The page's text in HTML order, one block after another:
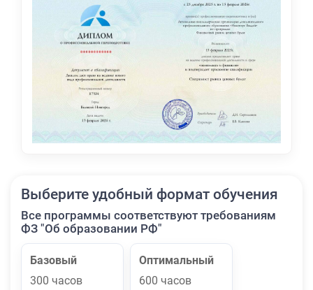
Выберите удобный формат обучения
Все программы соответствуют требованиям
ФЗ "Об образовании РФ"
Базовый
300 часов
Оптимальный
600 часов